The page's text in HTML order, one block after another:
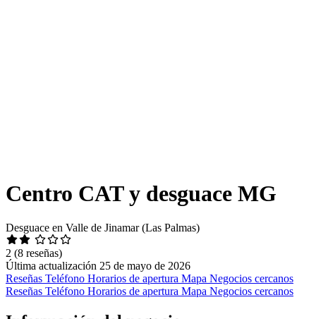
Centro CAT y desguace MG
Desguace en Valle de Jinamar (Las Palmas)
2 (8 reseñas)
Última actualización 25 de mayo de 2026
Reseñas Teléfono Horarios de apertura Mapa Negocios cercanos
Reseñas Teléfono Horarios de apertura Mapa Negocios cercanos